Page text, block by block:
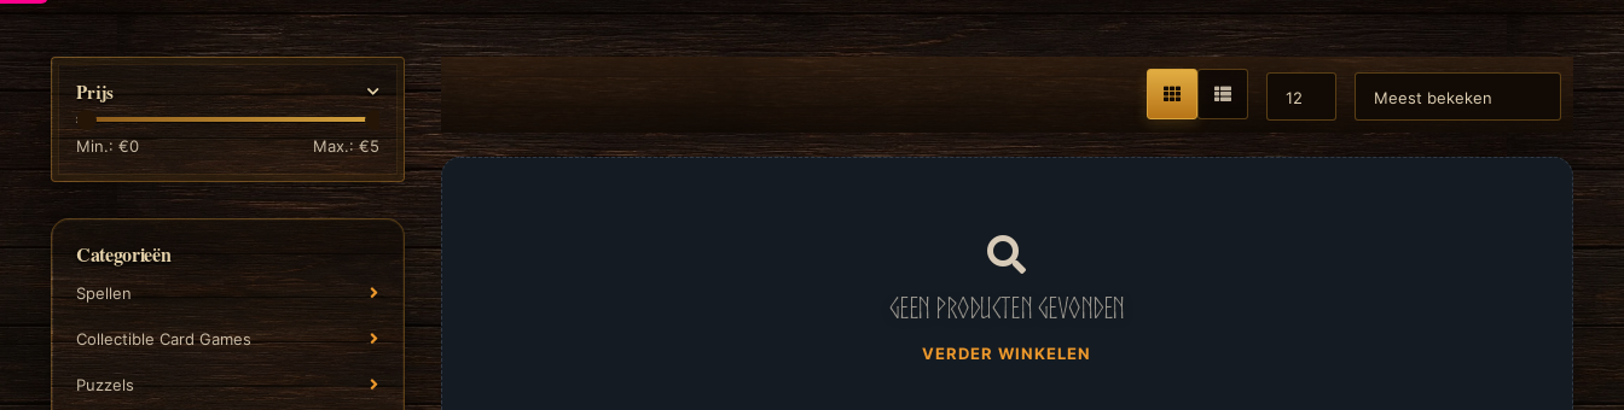
Prijs
Min.: €0 Max.: €5
Categorieën
Spellen
Collectible Card Games
Puzzels
Geen producten gevonden
VERDER WINKELEN